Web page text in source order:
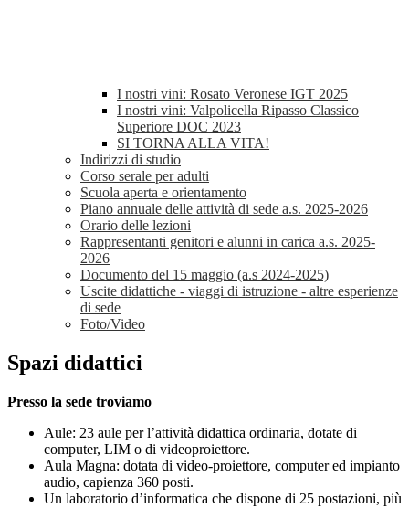
I nostri vini: Rosato Veronese IGT 2025
I nostri vini: Valpolicella Ripasso Classico
Superiore DOC 2023
SI TORNA ALLA VITA!
Indirizzi di studio
Corso serale per adulti
Scuola aperta e orientamento
Piano annuale delle attività di sede a.s. 2025-2026
Orario delle lezioni
Rappresentanti genitori e alunni in carica a.s. 2025-
2026
Documento del 15 maggio (a.s 2024-2025)
Uscite didattiche - viaggi di istruzione - altre esperienze
di sede
Foto/Video
Spazi didattici
Presso la sede troviamo
Aule: 23 aule per l’attività didattica ordinaria, dotate di
computer, LIM o di videoproiettore.
Aula Magna: dotata di video-proiettore, computer ed impianto
audio, capienza 360 posti.
Un laboratorio d’informatica che dispone di 25 postazioni, più